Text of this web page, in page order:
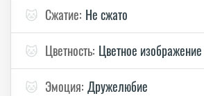
🐱 Сжатие: Не сжато
🐱 Цветность: Цветное изображение
🐱 Эмоция: Дружелюбие